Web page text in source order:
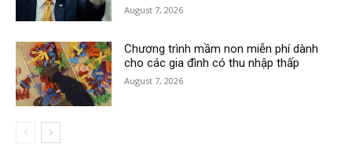
August 7, 2026
Chương trình mầm non miễn phí dành
cho các gia đình có thu nhập thấp
August 7, 2026